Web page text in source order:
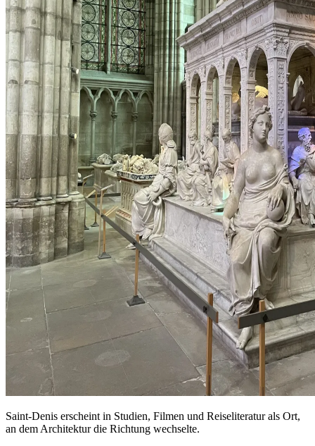
Saint‑Denis erscheint in Studien, Filmen und Reiseliteratur als Ort,
an dem Architektur die Richtung wechselte.